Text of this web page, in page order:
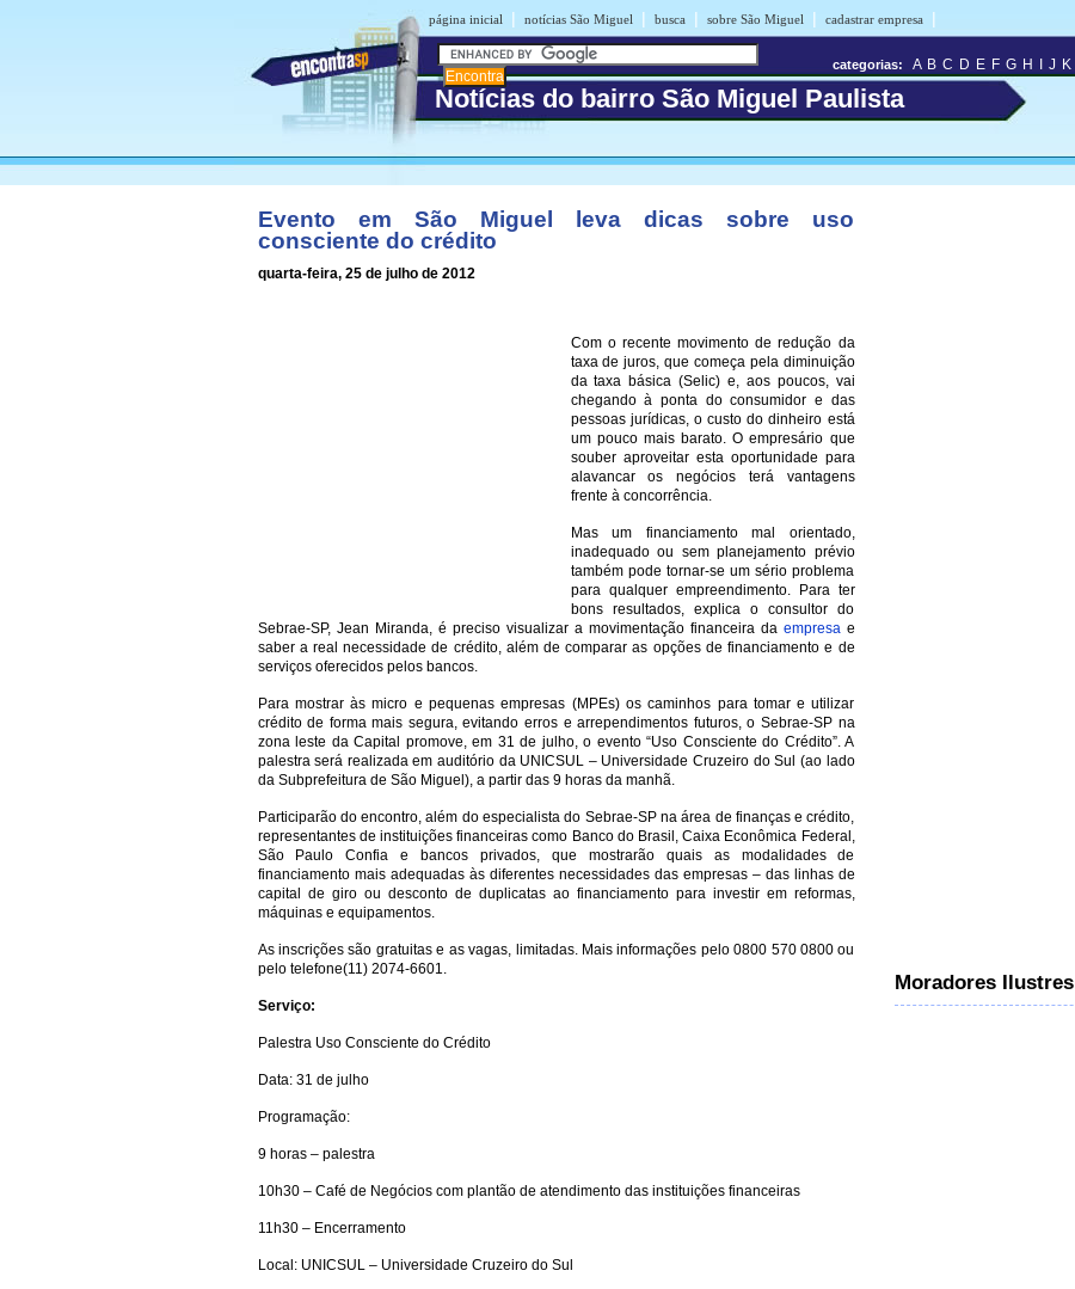
página inicial | notícias São Miguel | busca | sobre São Miguel | cadastrar empresa |
Notícias do bairro São Miguel Paulista
categorias: A B C D E F G H J K
Evento em São Miguel leva dicas sobre uso
consciente do crédito
quarta-feira, 25 de julho de 2012
Com o recente movimento de redução da
taxa de juros, que começa pela diminuição
da taxa básica (Selic) e, aos poucos, vai
chegando à ponta do consumidor e das
pessoas jurídicas, o custo do dinheiro está
um pouco mais barato. O empresário que
souber aproveitar esta oportunidade para
alavancar os negócios terá vantagens
frente à concorrência.
Mas um financiamento mal orientado,
inadequado ou sem planejamento prévio
também pode tornar-se um sério problema
para qualquer empreendimento. Para ter
bons resultados, explica o consultor do
Sebrae-SP, Jean Miranda, é preciso visualizar a movimentação financeira daempresae
saber a real necessidade de crédito, além de comparar as opções de financiamento e de
serviços oferecidos pelos bancos.
Para mostrar às micro e pequenas empresas (MPEs) os caminhos para tomar e utilizar
crédito de forma mais segura, evitando erros e arrependimentos futuros, o Sebrae-SP na
zona leste da Capital promove, em 31 de julho, o evento “Uso Consciente do Crédito”. A
palestra será realizada em auditório da UNICSUL – Universidade Cruzeiro do Sul (ao lado
da Subprefeitura de São Miguel), a partir das 9 horas da manhã.
Participarão do encontro, além do especialista do Sebrae-SP na área de finanças e crédito,
representantes de instituições financeiras como Banco do Brasil, Caixa Econômica Federal,
São Paulo Confia e bancos privados, que mostrarão quais as modalidades de
financiamento mais adequadas às diferentes necessidades das empresas – das linhas de
capital de giro ou desconto de duplicatas ao financiamento para investir em reformas,
máquinas e equipamentos.
As inscrições são gratuitas e as vagas, limitadas. Mais informações pelo 0800 570 0800 ou
pelo telefone(11) 2074-6601.
Serviço:
Palestra Uso Consciente do Crédito
Data: 31 de julho
Programação:
9 horas – palestra
10h30 – Café de Negócios com plantão de atendimento das instituições financeiras
11h30 – Encerramento
Local: UNICSUL – Universidade Cruzeiro do Sul
Moradores Ilustres